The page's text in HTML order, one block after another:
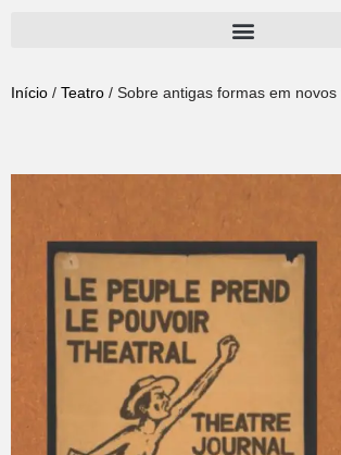
para
Início / Teatro / Sobre antigas formas em